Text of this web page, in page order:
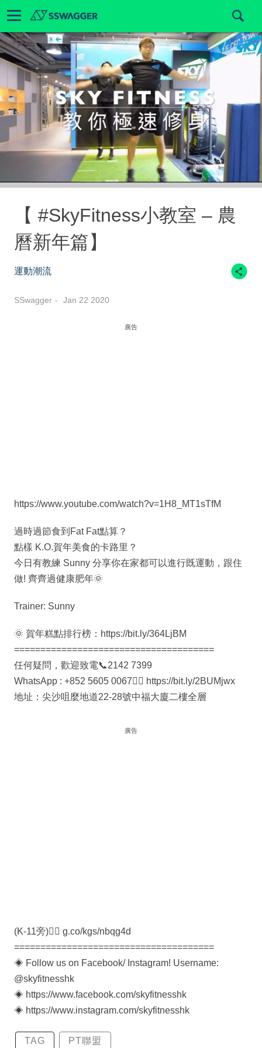
【 #SkyFitness小教室 – 農
曆新年篇】
運動潮流
SSwagger Jan 22 2020
廣告
https://www.youtube.com/watch?v=1H8_MT1sTfM
過時過節食到Fat Fat點算？
點樣 K.O.賀年美食的卡路里？
今日有教練 Sunny 分享你在家都可以進行既運動，跟住
做! 齊齊過健康肥年🌞
Trainer: Sunny
🌞 賀年糕點排行榜：https://bit.ly/364LjBM
======================================
任何疑問，歡迎致電📞2142 7399
WhatsApp : +852 5605 0067👉🏻 https://bit.ly/2BUMjwx
地址：尖沙咀麼地道22-28號中福大廈二樓全層
廣告
(K-11旁)👉🏻 g.co/kgs/nbqg4d
======================================
◈ Follow us on Facebook/ Instagram! Username:
@skyfitnesshk
◈ https://www.facebook.com/skyfitnesshk
◈ https://www.instagram.com/skyfitnesshk
TAG PT聯盟